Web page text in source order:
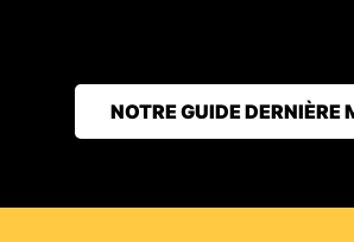
NOTRE GUIDE DERNIÈRE